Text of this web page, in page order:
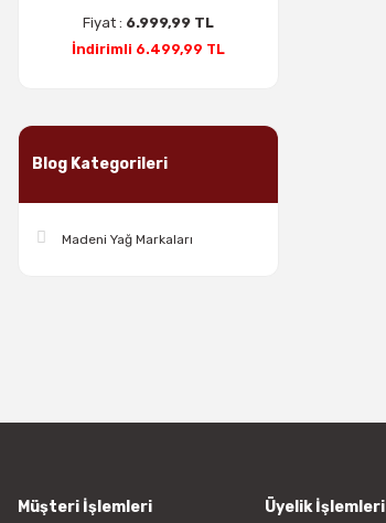
Fiyat : 6.999,99 TL
İndirimli 6.499,99 TL
Blog Kategorileri
Madeni Yağ Markaları
Müşteri İşlemleri Üyelik İşlemleri